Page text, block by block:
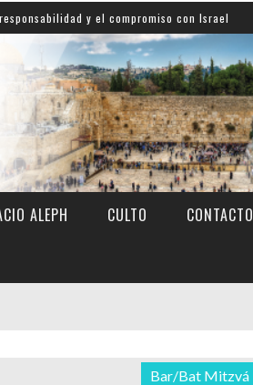
y el compromiso con Israel
ALEPH CULTO CONTACTO
Bar/Bat Mitzvá